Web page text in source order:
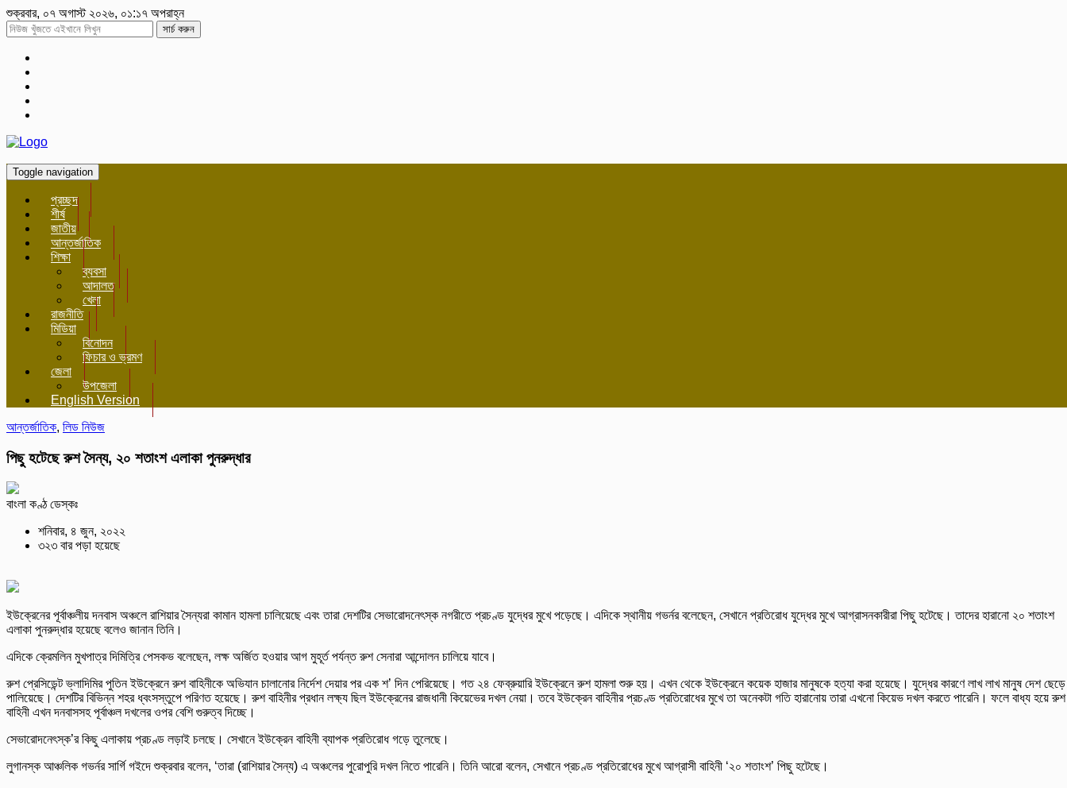
শুক্রবার, ০৭ অগাস্ট ২০২৬, ০১:১৭ অপরাহ্ন
সার্চ করুন
Toggle navigation
প্রচ্ছদ
শীর্ষ
জাতীয়
আন্তর্জাতিক
শিক্ষা
ব্যবসা
আদালত
খেলা
রাজনীতি
মিডিয়া
বিনোদন
ফিচার ও ভ্রমণ
জেলা
উপজেলা
English Version
আন্তর্জাতিক, লিড নিউজ
পিছু হটেছে রুশ সৈন্য, ২০ শতাংশ এলাকা পুনরুদ্ধার
বাংলা কণ্ঠ ডেস্কঃ
শনিবার, ৪ জুন, ২০২২
৩২৩ বার পড়া হয়েছে
ইউক্রেনের পূর্বাঞ্চলীয় দনবাস অঞ্চলে রাশিয়ার সৈন্যরা কামান হামলা চালিয়েছে এবং তারা দেশটির সেভারোদনেৎস্ক নগরীতে প্রচণ্ড যুদ্ধের মুখে পড়েছে। এদিকে স্থানীয় গভর্নর বলেছেন, সেখানে প্রতিরোধ যুদ্ধের মুখে আগ্রাসনকারীরা পিছু হটেছে। তাদের হারানো ২০ শতাংশ
এলাকা পুনরুদ্ধার হয়েছে বলেও জানান তিনি।
এদিকে ক্রেমলিন মুখপাত্র দিমিত্রি পেসকভ বলেছেন, লক্ষ অর্জিত হওয়ার আগ মুহূর্ত পর্যন্ত রুশ সেনারা আন্দোলন চালিয়ে যাবে।
রুশ প্রেসিডেন্ট ভ্লাদিমির পুতিন ইউক্রেনে রুশ বাহিনীকে অভিযান চালানোর নির্দেশ দেয়ার পর এক শ’ দিন পেরিয়েছে। গত ২৪ ফেব্রুয়ারি ইউক্রেনে রুশ হামলা শুরু হয়। এখন থেকে ইউক্রেনে কয়েক হাজার মানুষকে হত্যা করা হয়েছে। যুদ্ধের কারণে লাখ লাখ মানুষ দেশ ছেড়ে
পালিয়েছে। দেশটির বিভিন্ন শহর ধ্বংসস্তুপে পরিণত হয়েছে। রুশ বাহিনীর প্রধান লক্ষ্য ছিল ইউক্রেনের রাজধানী কিয়েভের দখল নেয়া। তবে ইউক্রেন বাহিনীর প্রচণ্ড প্রতিরোধের মুখে তা অনেকটা গতি হারানোয় তারা এখনো কিয়েভ দখল করতে পারেনি। ফলে বাধ্য হয়ে রুশ
বাহিনী এখন দনবাসসহ পূর্বাঞ্চল দখলের ওপর বেশি গুরুত্ব দিচ্ছে।
সেভারোদনেৎস্ক’র কিছু এলাকায় প্রচণ্ড লড়াই চলছে। সেখানে ইউক্রেন বাহিনী ব্যাপক প্রতিরোধ গড়ে তুলেছে।
লুগানস্ক আঞ্চলিক গভর্নর সার্গি গইদে শুক্রবার বলেন, ‘তারা (রাশিয়ার সৈন্য) এ অঞ্চলের পুরোপুরি দখল নিতে পারেনি। তিনি আরো বলেন, সেখানে প্রচণ্ড প্রতিরোধের মুখে আগ্রাসী বাহিনী ‘২০ শতাংশ’ পিছু হটেছে।